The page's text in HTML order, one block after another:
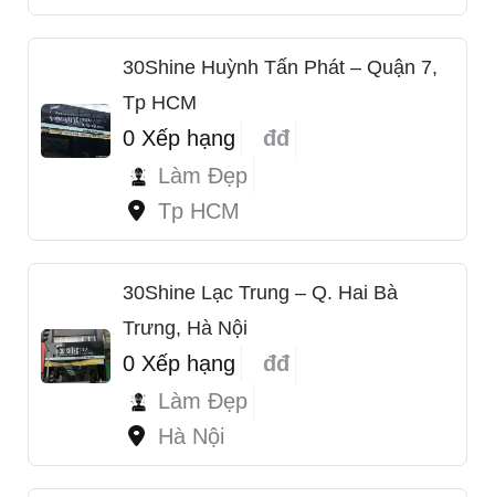
30Shine Huỳnh Tấn Phát – Quận 7,
Tp HCM
0 Xếp hạng
đđ
Làm Đẹp
Tp HCM
30Shine Lạc Trung – Q. Hai Bà
Trưng, Hà Nội
0 Xếp hạng
đđ
Làm Đẹp
Hà Nội